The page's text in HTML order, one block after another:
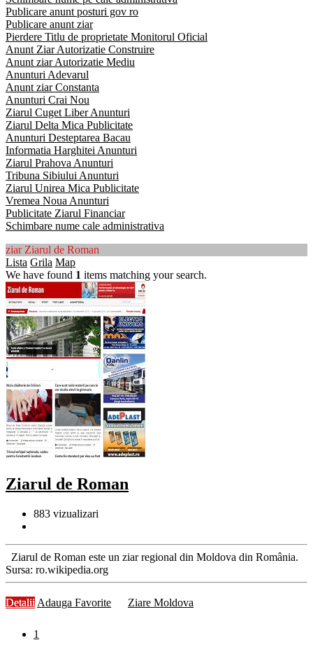
Publicare anunt posturi gov ro
Publicare anunt ziar
Pierdere Titlu de proprietate Monitorul Oficial
Anunt Ziar Autorizatie Construire
Anunt ziar Autorizatie Mediu
Anunturi Adevarul
Anunt ziar Constanta
Anunturi Crai Nou
Ziarul Cuget Liber Anunturi
Ziarul Delta Mica Publicitate
Anunturi Desteptarea Bacau
Informatia Harghitei Anunturi
Ziarul Prahova Anunturi
Tribuna Sibiului Anunturi
Ziarul Unirea Mica Publicitate
Vremea Noua Anunturi
Publicitate Ziarul Financiar
Schimbare nume cale administrativa
ziar Ziarul de Roman
Lista Grila Map
We have found 1 items matching your search.
Ziarul de Roman
883 vizualizari
Ziarul de Roman este un ziar regional din Moldova din România.
Sursa: ro.wikipedia.org
Detalii Adauga Favorite Ziare Moldova
1